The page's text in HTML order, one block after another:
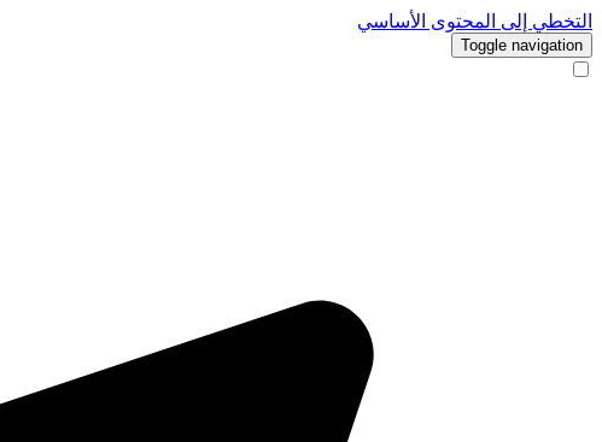
التخطي إلى المحتوى الأساسي
Toggle navigation